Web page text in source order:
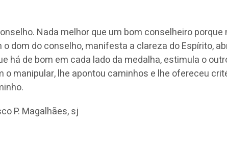
Nada melhor que um bom conselheiro
o dom do conselho, manifesta a clareza do Espírito,
há de bom em cada lado da medalha, estimula o
o manipular, lhe apontou caminhos e lhe ofereceu
P. Magalhães, sj